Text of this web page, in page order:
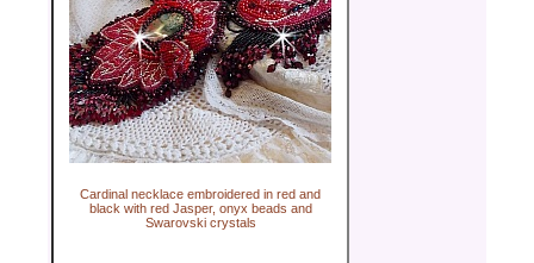
Cardinal necklace embroidered in red and
black with red Jasper, onyx beads and
Swarovski crystals